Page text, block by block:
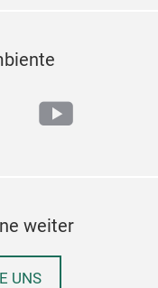
weiter
UNS